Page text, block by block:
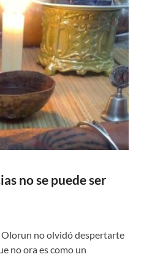
no se puede ser
no olvidó despertarte
no ora es como un